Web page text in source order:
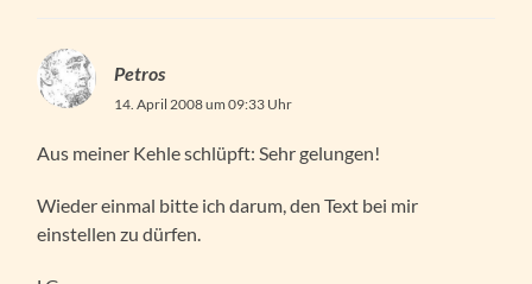
Petros
14. April 2008 um 09:33 Uhr
Aus meiner Kehle schlüpft: Sehr gelungen!
Wieder einmal bitte ich darum, den Text bei mir
einstellen zu dürfen.